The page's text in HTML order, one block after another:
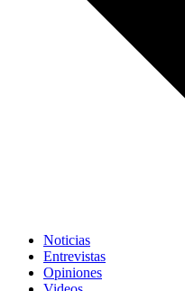
Noticias
Entrevistas
Opiniones